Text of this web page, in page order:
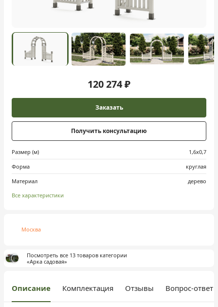
120 274 ₽
Заказать
Получить консультацию
Размер (м)
1,6х0,7
Форма
круглая
Материал
дерево
Все характеристики
Москва
Посмотреть все 13 товаров категории
«Арка садовая»
Описание Комплектация Отзывы Вопрос-ответ